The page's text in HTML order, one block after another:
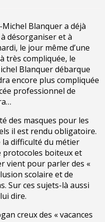
Michel Blanquer a déjà
désorganiser et à
le jour même d’une
très compliquée, le
Blanquer débarque
encore plus compliquée
professionnel de
des masques pour les
il est rendu obligatoire.
difficulté du métier
protocoles boiteux et
vient pour parler des «
scolaire et de
Sur ces sujets-là aussi
dire.
creux des « vacances